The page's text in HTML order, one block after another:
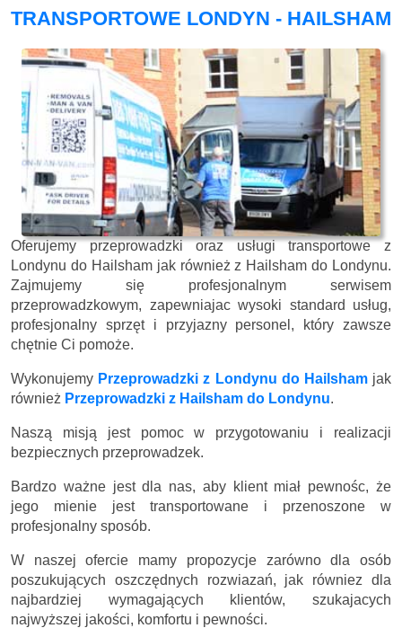
TRANSPORTOWE LONDYN - HAILSHAM
Oferujemy przeprowadzki oraz usługi transportowe z
Londynu do Hailsham jak również z Hailsham do Londynu.
Zajmujemy się profesjonalnym serwisem
przeprowadzkowym, zapewniajac wysoki standard usług,
profesjonalny sprzęt i przyjazny personel, który zawsze
chętnie Ci pomoże.
Wykonujemy Przeprowadzki z Londynu do Hailshamjak
również Przeprowadzki z Hailsham do Londynu.
Naszą misją jest pomoc w przygotowaniu i realizacji
bezpiecznych przeprowadzek.
Bardzo ważne jest dla nas, aby klient miał pewnośc, że
jego mienie jest transportowane i przenoszone w
profesjonalny sposób.
W naszej ofercie mamy propozycje zarówno dla osób
poszukujących oszczędnych rozwiazań, jak równiez dla
najbardziej wymagających klientów, szukajacych
najwyższej jakości, komfortu i pewności.